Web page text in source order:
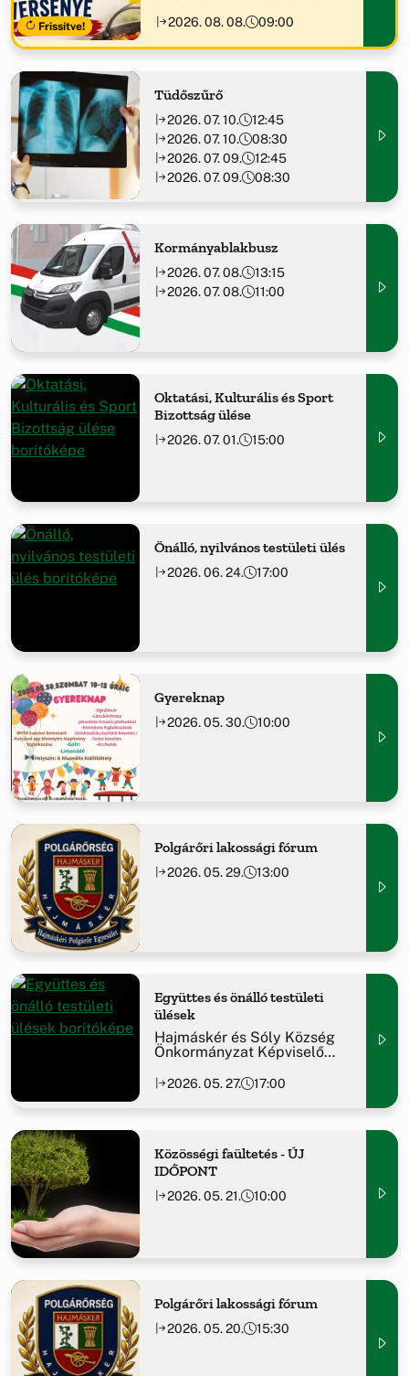
Frissítve! 2026. 08. 08. 09:00
Tüdőszűrő
2026. 07. 10.
12:45
2026. 07. 10.
08:30
2026. 07. 09.
12:45
2026. 07. 09.
08:30
Kormányablakbusz
2026. 07. 08.
13:15
2026. 07. 08.
11:00
Oktatási, Kulturális és Sport
Bizottság ülése
2026. 07. 01. 15:00
Önálló, nyilvános testületi ülés
2026. 06. 24. 17:00
Gyereknap
2026. 05. 30. 10:00
Polgárőri lakossági fórum
2026. 05. 29. 13:00
Együttes és önálló testületi
ülések
Hajmáskér és Sóly Község
Önkormányzat Képviselő
követően Hajmáskér Község
Önkormányzata soron
2026. 05. 27. 17:00
Közösségi faültetés - ÚJ
IDŐPONT
2026. 05. 21. 10:00
Polgárőri lakossági fórum
2026. 05. 20. 15:30